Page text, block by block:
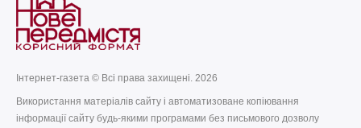
Інтернет-газета © Всі права захищені. 2026
Використання матеріалів сайту і автоматизоване копіювання
інформації сайту будь-якими програмами без письмового дозволу